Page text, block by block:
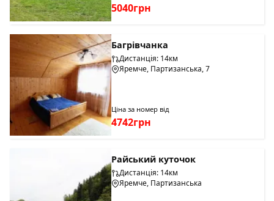
5040грн
Багрівчанка
Дистанція: 14км
Яремче, Партизанська, 7
Ціна за номер від
4742грн
Райський куточок
Дистанція: 14км
Яремче, Партизанська